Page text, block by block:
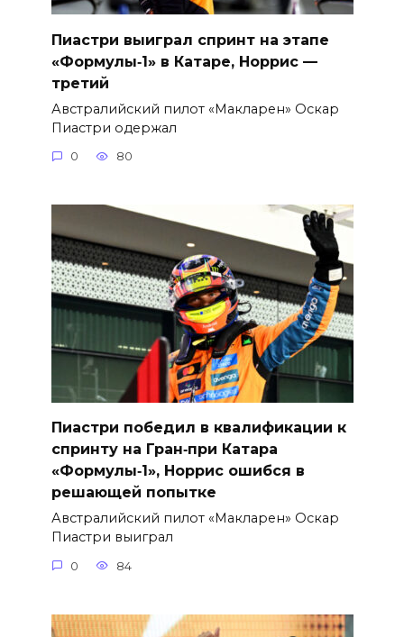
Пиастри выиграл спринт на этапе
«Формулы‑1» в Катаре, Норрис —
третий
Австралийский пилот «Макларен» Оскар
Пиастри одержал
0 80
Пиастри победил в квалификации к
спринту на Гран‑при Катара
«Формулы‑1», Норрис ошибся в
решающей попытке
Австралийский пилот «Макларен» Оскар
Пиастри выиграл
0 84